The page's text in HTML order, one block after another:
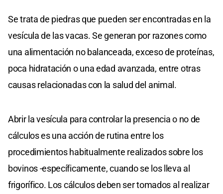
Se trata de piedras que pueden ser encontradas en la
vesícula de las vacas. Se generan por razones como
una alimentación no balanceada, exceso de proteínas,
poca hidratación o una edad avanzada, entre otras
causas relacionadas con la salud del animal.
Abrir la vesícula para controlar la presencia o no de
cálculos es una acción de rutina entre los
procedimientos habitualmente realizados sobre los
bovinos -específicamente, cuando se los lleva al
frigorífico. Los cálculos deben ser tomados al realizar